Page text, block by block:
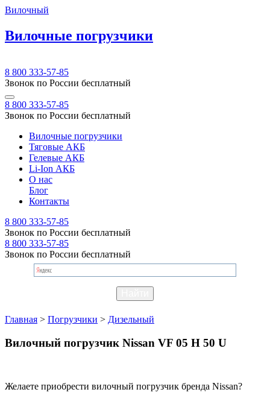
Вилочный
Вилочные погрузчики
8 800 333-57-85
Звонок по России бесплатный
8 800 333-57-85
Звонок по России бесплатный
Вилочные погрузчики
Тяговые АКБ
Гелевые АКБ
Li-Ion АКБ
О нас
Блог
Контакты
8 800 333-57-85
Звонок по России бесплатный
8 800 333-57-85
Звонок по России бесплатный
Главная > Погрузчики > Дизельный
Вилочный погрузчик Nissan VF 05 H 50 U
Желаете приобрести вилочный погрузчик бренда Nissan?